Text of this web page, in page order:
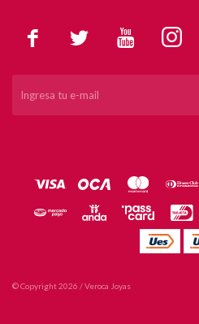
   
© Copyright 2026 / Veroca Joyas